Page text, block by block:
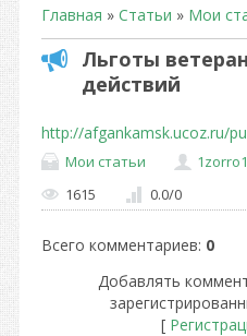
Главная » Статьи » Мои
Льготы
действий
http://afgankamsk.ucoz.ru/
Мои статьи 1zorro1
1615
0.0/0
Всего комментариев: 0
Добавлять
[